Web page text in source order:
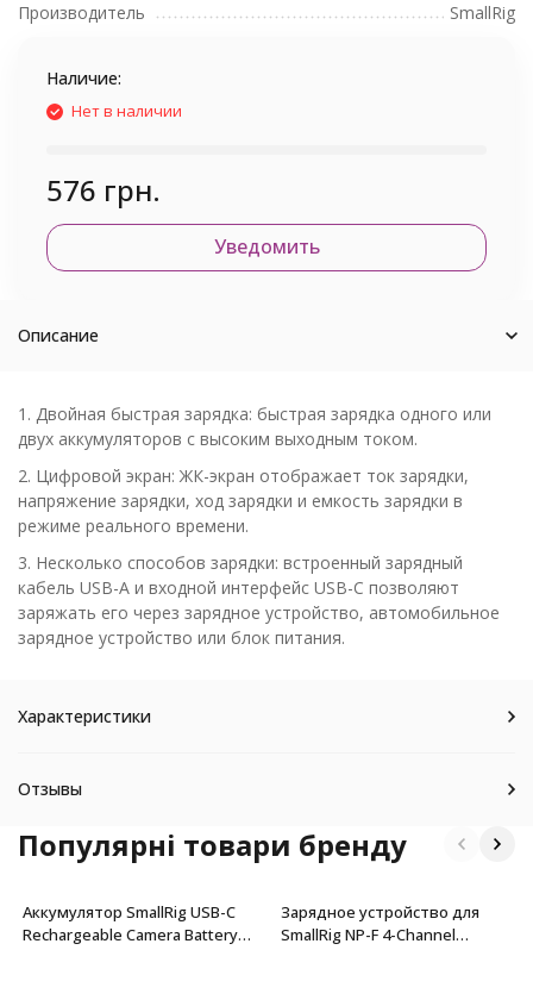
Производитель
SmallRig
Наличие:
Нет в наличии
576 грн.
Уведомить
Описание
1. Двойная быстрая зарядка: быстрая зарядка одного или
двух аккумуляторов с высоким выходным током.
2. Цифровой экран: ЖК-экран отображает ток зарядки,
напряжение зарядки, ход зарядки и емкость зарядки в
режиме реального времени.
3. Несколько способов зарядки: встроенный зарядный
кабель USB-A и входной интерфейс USB-C позволяют
заряжать его через зарядное устройство, автомобильное
зарядное устройство или блок питания.
Характеристики
Отзывы
Популярні товари бренду
Аккумулятор SmallRig USB-C
Rechargeable Camera Battery
Зарядное устройство для
SmallRig NP-F 4-Channel